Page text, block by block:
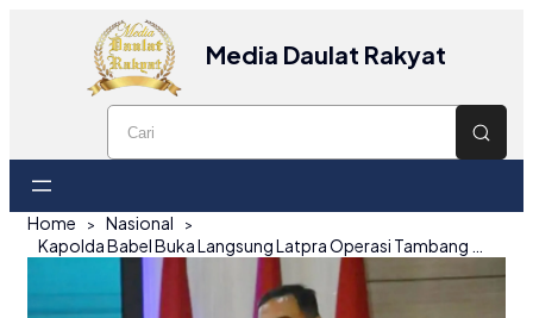
Media Daulat Rakyat
Home
Nasional